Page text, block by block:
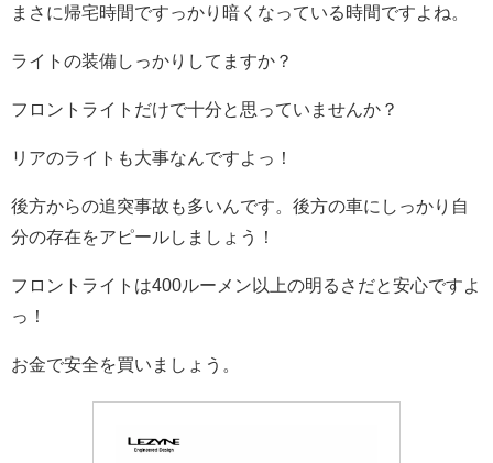
まさに帰宅時間ですっかり暗くなっている時間ですよね。
ライトの装備しっかりしてますか？
フロントライトだけで十分と思っていませんか？
リアのライトも大事なんですよっ！
後方からの追突事故も多いんです。後方の車にしっかり自
分の存在をアピールしましょう！
フロントライトは400ルーメン以上の明るさだと安心ですよ
っ！
お金で安全を買いましょう。